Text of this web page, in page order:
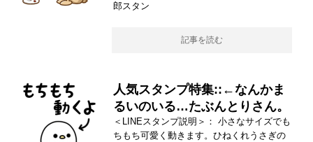
郎スタン
記事を読む
人気スタンプ特集::←なんかま
るいのいる…たぶんとりさん。
＜LINEスタンプ説明＞： 小さなサイズでも
ちもち可愛く動きます。ひねくれうさぎの